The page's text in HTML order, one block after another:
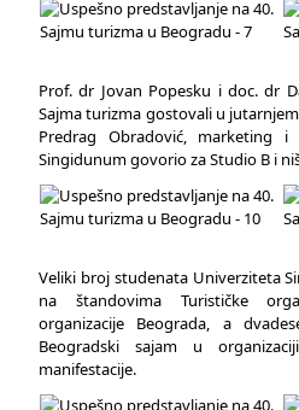
Prof. dr Jovan Popesku i doc. dr
Sajma turizma gostovali u
Predrag Obradović, marketing i
Singidunum govorio za Studio B i
Veliki broj studenata Univerziteta
na štandovima Turističke
organizacije Beograda, a
Beogradski sajam u
manifestacije.